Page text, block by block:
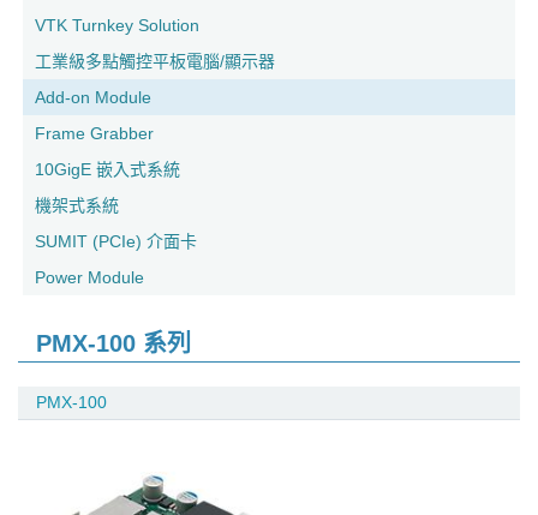
VTK Turnkey Solution
工業級多點觸控平板電腦/顯示器
Add-on Module
Frame Grabber
10GigE 嵌入式系統
機架式系統
SUMIT (PCIe) 介面卡
Power Module
PMX-100 系列
PMX-100